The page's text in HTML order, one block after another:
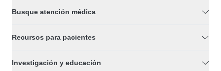
Busque atención médica
Recursos para pacientes
Investigación y educación